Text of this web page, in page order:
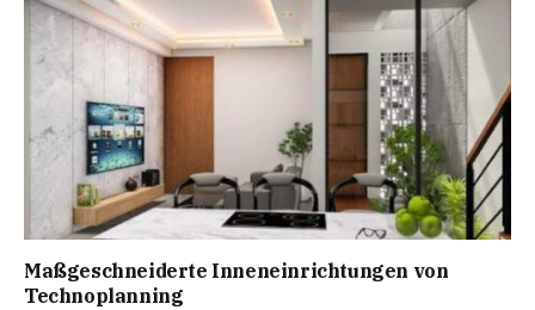
Maßgeschneiderte Inneneinrichtungen von
Technoplanning